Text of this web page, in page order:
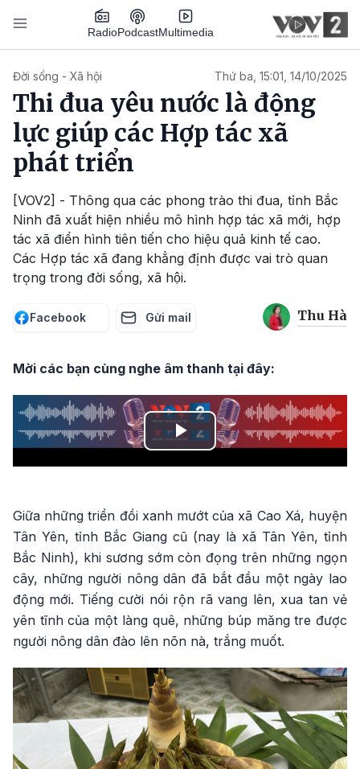
Nhảy đến nội dung
RadioPodcastMultimedia
Đời sống - Xã hội Thứ ba, 15:01, 14/10/2025
Thi đua yêu nước là động
lực giúp các Hợp tác xã
phát triển
[VOV2] - Thông qua các phong trào thi đua, tỉnh Bắc
Ninh đã xuất hiện nhiều mô hình hợp tác xã mới, hợp
tác xã điển hình tiên tiến cho hiệu quả kinh tế cao.
Các Hợp tác xã đang khẳng định được vai trò quan
trọng trong đời sống, xã hội.
Facebook Gửi mail Thu Hà
Mời các bạn cùng nghe âm thanh tại đây:
Play
Giữa những triền đồi xanh mướt của xã Cao Xá, huyện
Tân Yên, tỉnh Bắc Giang cũ (nay là xã Tân Yên, tỉnh
Bắc Ninh), khi sương sớm còn đọng trên những ngọn
cây, những người nông dân đã bắt đầu một ngày lao
động mới. Tiếng cười nói rộn rã vang lên, xua tan vẻ
yên tĩnh của một làng quê, những búp măng tre được
người nông dân đào lên nõn nà, trắng muốt.